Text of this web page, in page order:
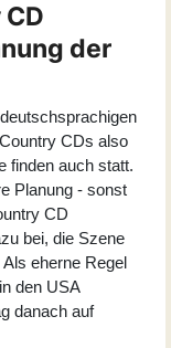
der
CDs also
finden auch statt.
Planung - sonst
CD
bei, die Szene
eherne Regel
den USA
danach auf